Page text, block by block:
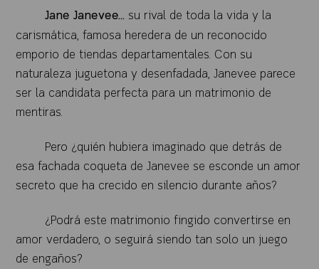
Jane Janevee...su rival de toda la vida y la
carismática, famosa heredera de un reconocido
emporio de tiendas departamentales. Con su
naturaleza juguetona y desenfadada, Janevee parece
ser la candidata perfecta para un matrimonio de
mentiras.
Pero ¿quién hubiera imaginado que detrás de
esa fachada coqueta de Janevee se esconde un amor
secreto que ha crecido en silencio durante años?
¿Podrá este matrimonio fingido convertirse en
amor verdadero, o seguirá siendo tan solo un juego
de engaños?